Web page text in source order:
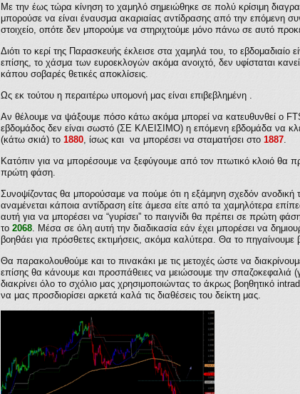
Με την έως τώρα κίνηση το χαμηλό σημειώθηκε σε πολύ κρίσιμη
μπορούσε να είναι έναυσμα ακαριαίας αντίδρασης από την επόμενη
στοιχείο, οπότε δεν μπορούμε να στηριχτούμε μόνο πάνω σε αυτό
Διότι το κερί της Παρασκευής έκλεισε στα χαμηλά του, το εβδομαδιαίο
επίσης, το χάσμα των ευροεκλογών ακόμα ανοιχτό, δεν υφίσταται
κάπου σοβαρές θετικές αποκλίσεις.
Ως εκ τούτου η περαιτέρω υπομονή μας είναι επιβεβλημένη .
Αν θέλουμε να ψάξουμε πόσο κάτω ακόμα μπορεί να κατευθυνθεί ο
εβδομάδος δεν είναι σωστό (ΣΕ ΚΛΕΙΣΙΜΟ) η επόμενη εβδομάδα να
(κάτω σκιά) το 1880, ίσως και να μπορέσει να σταματήσει στο 1887.
Κατόπιν για να μπορέσουμε να ξεφύγουμε από τον πτωτικό κλοιό θα
πρώτη φάση.
Συνοψίζοντας θα μπορούσαμε να πούμε ότι η εξάμηνη σχεδόν ανοδική
αναμένεται κάποια αντίδραση είτε άμεσα είτε από τα χαμηλότερα
αυτή για να μπορέσει να “γυρίσει” το παιγνίδι θα πρέπει σε πρώτη
το 2068. Μέσα σε όλη αυτή την διαδικασία εάν έχει μπορέσει να
βοηθάει για πρόσθετες εκτιμήσεις, ακόμα καλύτερα. Θα το πηγαίνουμε
Θα παρακολουθούμε και το πινακάκι με τις μετοχές ώστε να
επίσης θα κάνουμε και προσπάθειες να μειώσουμε την σπαζοκεφαλιά
διακρίνει όλο το σχόλιο μας χρησιμοποιώντας το άκρως βοηθητικό
να μας προσδιορίσει αρκετά καλά τις διαθέσεις του δείκτη μας.